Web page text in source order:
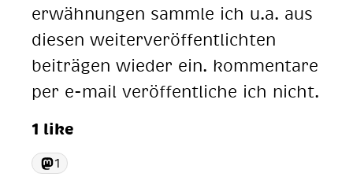
erwähnungen sammle ich u.a. aus
diesen weiterveröffentlichten
beiträgen wieder ein. kommentare
per e-mail veröffentliche ich nicht.
1 like
1